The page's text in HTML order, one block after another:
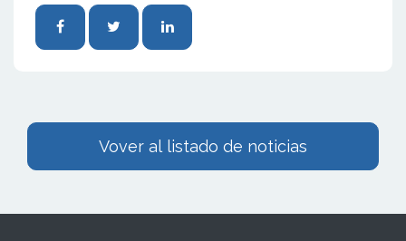
Vover al listado de noticias